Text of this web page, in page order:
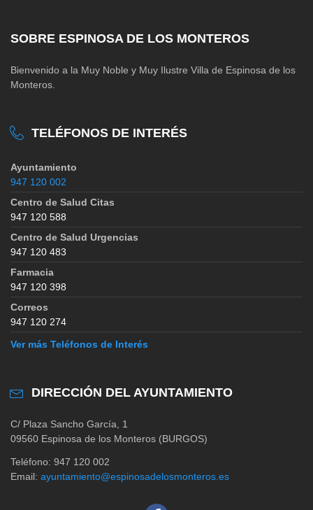
SOBRE ESPINOSA DE LOS MONTEROS
Bienvenido a la Muy Noble y Muy Ilustre Villa de Espinosa de los
Monteros.
TELÉFONOS DE INTERÉS
Ayuntamiento
947 120 002
Centro de Salud Citas
947 120 588
Centro de Salud Urgencias
947 120 483
Farmacia
947 120 398
Correos
947 120 274
Ver más Teléfonos de Interés
DIRECCIÓN DEL AYUNTAMIENTO
C/ Plaza Sancho García, 1
09560 Espinosa de los Monteros (BURGOS)
Teléfono: 947 120 002
Email: ayuntamiento@espinosadelosmonteros.es